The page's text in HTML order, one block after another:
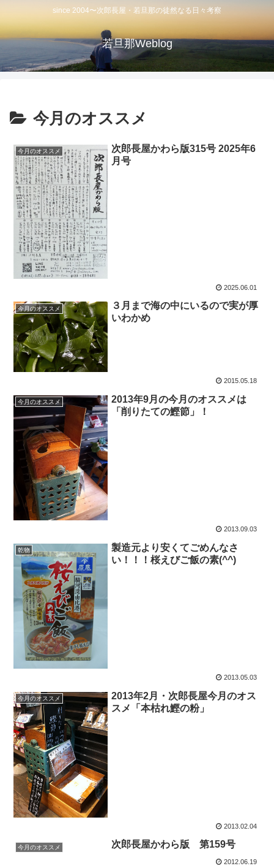
since 2004〜次郎長屋・若旦那の徒然なる日々考察
若旦那Weblog
今月のオススメ
今月のオススメ
次郎長屋かわら版315号 2025年6
月号
2025.06.01
今月のオススメ
３月まで海の中にいるので実が厚
いわかめ
2015.05.18
今月のオススメ
2013年9月の今月のオススメは
「削りたての鰹節」！
2013.09.03
乾物
製造元より安くてごめんなさ
い！！！桜えびご飯の素(^^)
2013.05.03
今月のオススメ
2013年2月・次郎長屋今月のオス
スメ「本枯れ鰹の粉」
2013.02.04
今月のオススメ 次郎長屋かわら版 第159号
2012.06.19